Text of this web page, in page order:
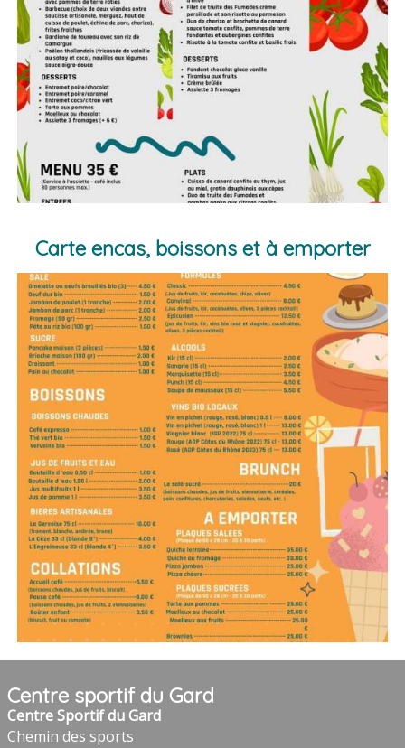
Carte encas, boissons et à emporter
Centre sportif du Gard
Centre Sportif du Gard
Chemin des sports